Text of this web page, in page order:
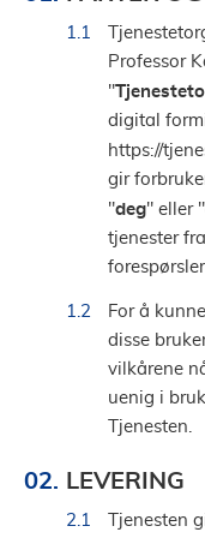
Professor
"
digital
https://
gir
"deg" eller "
tjenester
For å
disse
vilkårene
uenig i
Tjenesten.
LEVERING
Tjenesten